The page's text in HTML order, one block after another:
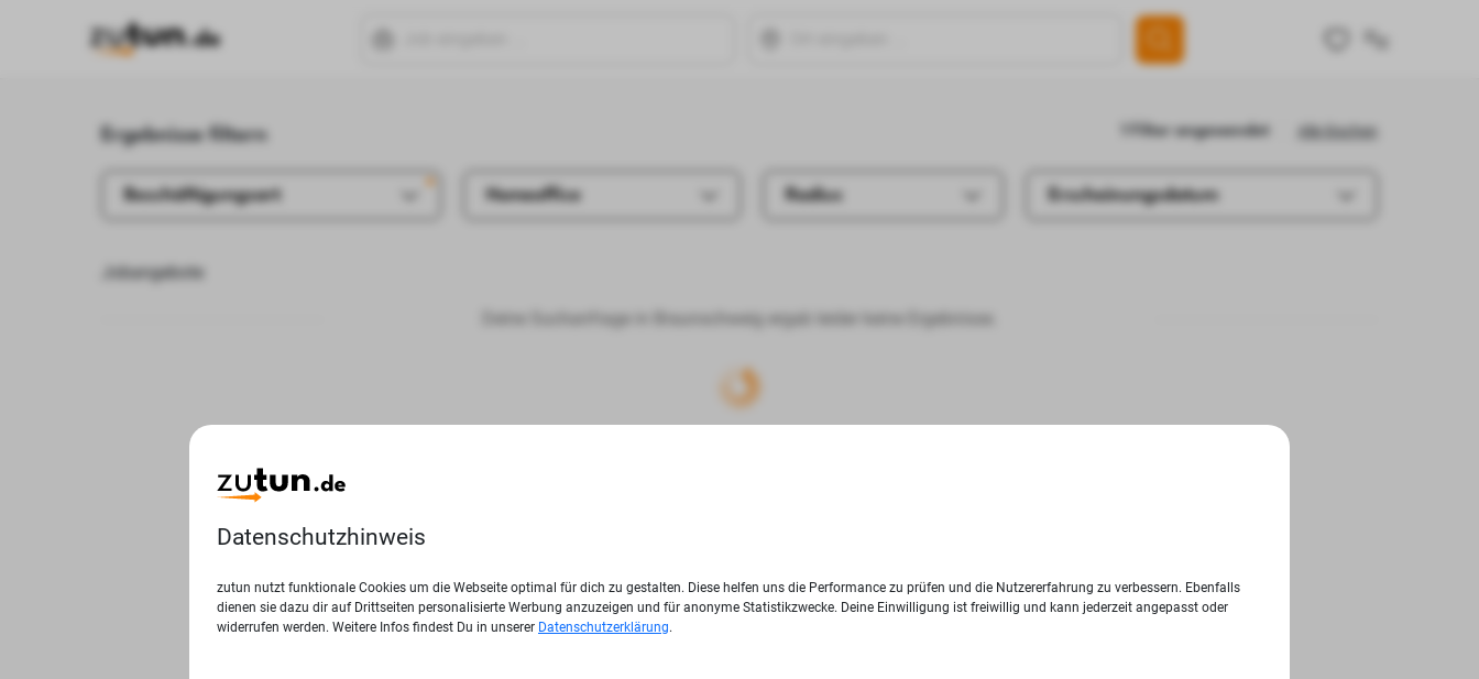
Ergebnisse filtern Alle löschen
1 Filter angewendet
Beschäftigungsart Homeoffice Radius Erscheinungsdatum
Jobangebote
Deine Suchanfrage in Braunschweig ergab leider keine Ergebnisse.
Datenschutzhinweis
zutun nutzt funktionale Cookies um die Webseite optimal für dich zu gestalten. Diese helfen uns die Performance zu prüfen und die Nutzererfahrung zu verbessern. Ebenfalls
dienen sie dazu dir auf Drittseiten personalisierte Werbung anzuzeigen und für anonyme Statistikzwecke. Deine Einwilligung ist freiwillig und kann jederzeit angepasst oder
widerrufen werden. Weitere Infos findest Du in unserer Datenschutzerklärung.